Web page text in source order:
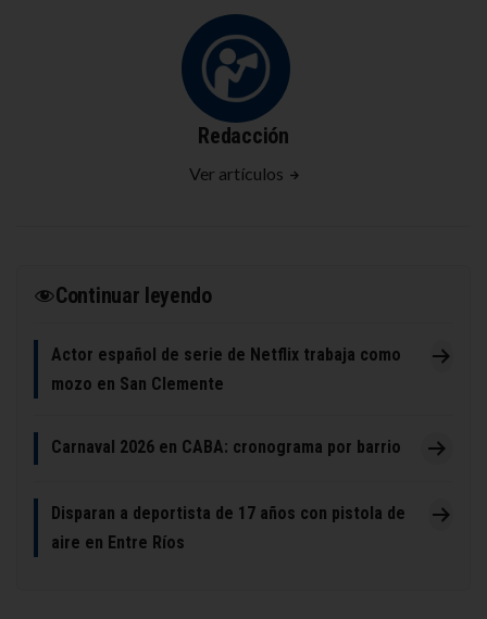
Redacción
Ver artículos
Continuar leyendo
Actor español de serie de Netflix trabaja como
mozo en San Clemente
Carnaval 2026 en CABA: cronograma por barrio
Disparan a deportista de 17 años con pistola de
aire en Entre Ríos